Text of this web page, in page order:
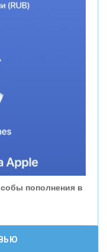
пополнения в